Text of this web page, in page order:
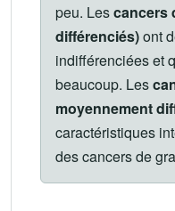
peu. Lescancers
différenciés)ont
indifférenciées et
beaucoup. Les
moyennement
caractéristiques
des cancers de